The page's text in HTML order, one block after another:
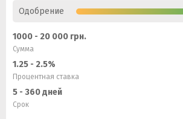
Одобрение
1000 - 20 000 грн.
Сумма
1.25 - 2.5%
Процентная ставка
5 - 360 дней
Срок